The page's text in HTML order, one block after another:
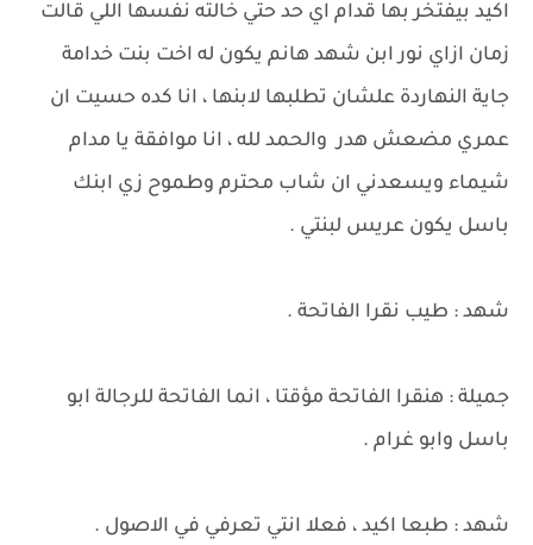
اكيد بيفتخر بها قدام اي حد حتي خالته نفسها اللي قالت
زمان ازاي نور ابن شهد هانم يكون له اخت بنت خدامة
جاية النهاردة علشان تطلبها لابنها ، انا كده حسيت ان
عمري مضعش هدر والحمد لله ، انا موافقة يا مدام
شيماء ويسعدني ان شاب محترم وطموح زي ابنك
باسل يكون عريس لبنتي .
شهد : طيب نقرا الفاتحة .
جميلة : هنقرا الفاتحة مؤقتا ، انما الفاتحة للرجالة ابو
باسل وابو غرام .
شهد : طبعا اكيد ، فعلا انتي تعرفي في الاصول .